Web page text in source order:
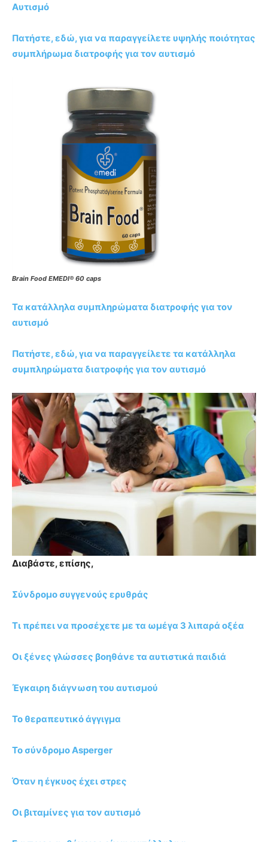
Αυτισμό
Πατήστε, εδώ, για να παραγγείλετε υψηλής ποιότητας
συμπλήρωμα διατροφής για τον αυτισμό
Brain Food EMEDI® 60 caps
Τα κατάλληλα συμπληρώματα διατροφής για τον
αυτισμό
Πατήστε, εδώ, για να παραγγείλετε τα κατάλληλα
συμπληρώματα διατροφής για τον αυτισμό
Διαβάστε, επίσης,
Σύνδρομο συγγενούς ερυθράς
Τι πρέπει να προσέχετε με τα ωμέγα 3 λιπαρά οξέα
Οι ξένες γλώσσες βοηθάνε τα αυτιστικά παιδιά
Έγκαιρη διάγνωση του αυτισμού
Το θεραπευτικό άγγιγμα
Το σύνδρομο Asperger
Όταν η έγκυος έχει στρες
Οι βιταμίνες για τον αυτισμό